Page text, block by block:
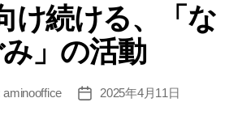
か
も
と
あ
の
ゴ
リ
ー
け続ける、「な
」の活動
aminooffice
投
2025年4月11日